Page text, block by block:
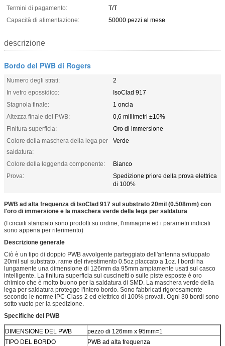
Termini di pagamento:
T/T
Capacità di alimentazione:
50000 pezzi al mese
descrizione
Bordo del PWB di Rogers
Numero degli strati:
2
In vetro epossidico:
IsoClad 917
Stagnola finale:
1 oncia
Altezza finale del PWB:
0,6 millimetri ±10%
Finitura superficia:
Oro di immersione
Colore della maschera della lega per
saldatura:
Verde
Colore della leggenda componente:
Bianco
Prova:
Spedizione priore della prova elettrica
di 100%
PWB ad alta frequenza di IsoClad 917 sul substrato 20mil (0.508mm) con
l'oro di immersione e la maschera verde della lega per saldatura
(I circuiti stampato sono prodotti su ordine, l'immagine ed i parametri indicati
sono appena per riferimento)
Descrizione generale
Ciò è un tipo di doppio PWB avvolgente parteggiato dell'antenna sviluppato
20mil sul substrato, rame del rivestimento 0.5oz placcato a 1oz. I bordi ha
lungamente una dimensione di 126mm da 95mm ampiamente usati sul casco
intelligente. La finitura superficia sui cuscinetti o sulle piste esposte è oro
chimico che è molto buono per la saldatura di SMD. La maschera verde della
lega per saldatura protegge l'intero bordo. Sono fabbricati rigorosamente
secondo le norme IPC-Class-2 ed elettrico di 100% provati. Ogni 30 bordi sono
sotto vuoto per la spedizione.
Specifiche del PWB
DIMENSIONE DEL PWB
pezzo di 126mm x 95mm=1
TIPO DEL BORDO
PWB ad alta frequenza